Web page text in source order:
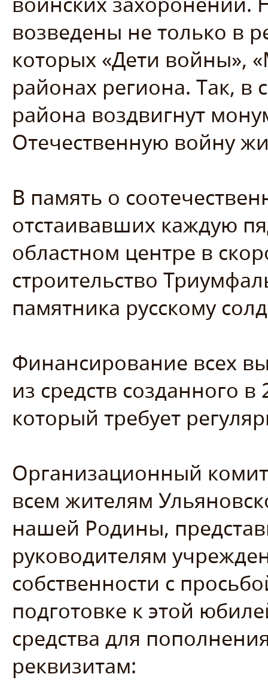
возведены не только в
которых «Дети войны»,
районах региона. Так,
района воздвигнут
Отечественную войну
В память о
отстаивавших каждую
областном центре в
строительство
памятника русскому
Финансирование всех
из средств созданного
который требует
Организационный
всем жителям
нашей Родины,
руководителям
собственности с
подготовке к этой
средства для
реквизитам: